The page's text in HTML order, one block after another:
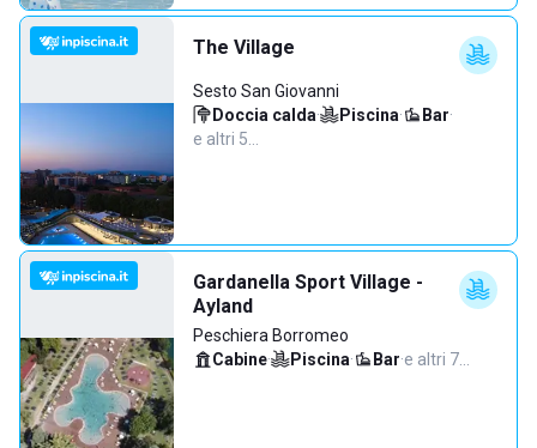
The Village
Sesto San Giovanni
Doccia calda· Piscina· Bar·
e altri 5…
Gardanella Sport Village -
Ayland
Peschiera Borromeo
Cabine· Piscina· Bar·e altri 7…